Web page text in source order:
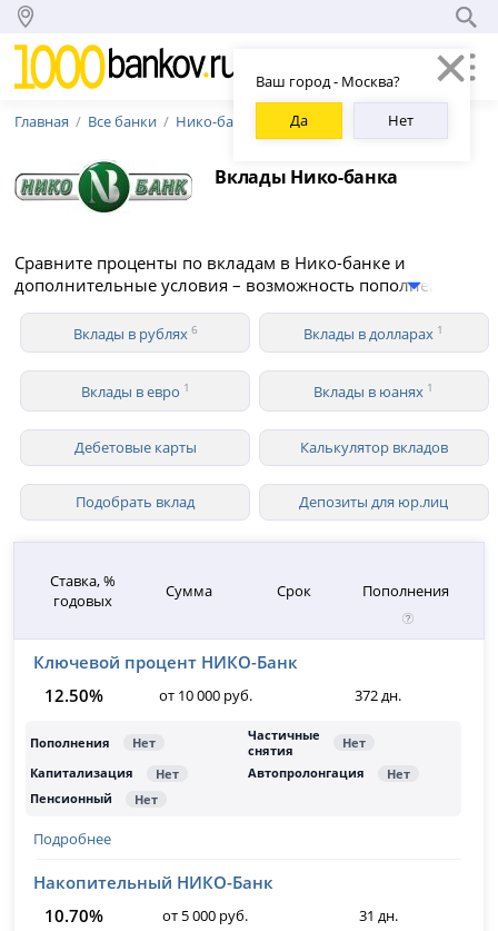
Ваш город - Москва?
Да
Нет
Главная Все банки Нико-банк
Вклады Нико-банка
Сравните проценты по вкладам в Нико-банке и
дополнительные условия – возможность пополнения и
снятия средств, капитализация, вклады для
пенсионеров. В 2026 году Нико-банк предлагает 6
вкладов для физических лиц в рублях со ставкой до
12.50% годовых.
Вклады в рублях 6 Вклады в долларах 1
Вклады в евро 1 Вклады в юанях 1
Дебетовые карты Калькулятор вкладов
Подобрать вклад Депозиты для юр.лиц
Ставка, %
годовых
Сумма Срок Пополнения
Ключевой процент НИКО-Банк
12.50%
от 10 000 руб. 372 дн.
Подробнее
Накопительный НИКО-Банк
10.70%
от 5 000 руб. 31 дн.